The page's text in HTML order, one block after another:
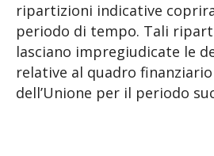
ripartizioni indicative
periodo di tempo. Tali
lasciano impregiudicate le
relative al quadro
dell’Unione per il periodo